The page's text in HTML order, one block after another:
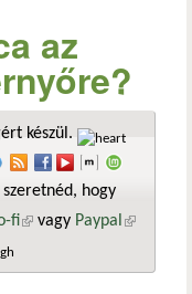
az
készül.
hogy
fi(külső hivatkozás)
vagy Paypal